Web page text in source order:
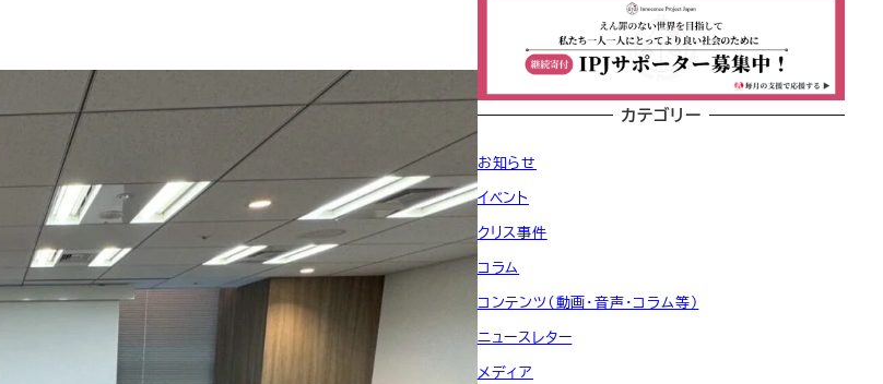
カテゴリー
お知らせ
イベント
クリス事件
コラム
コンテンツ（動画・音声・コラム等）
ニュースレター
メディア